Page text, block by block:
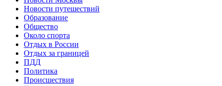
Новости путешествий
Образование
Общество
Около спорта
Отдых в России
Отдых за границей
ПДД
Политика
Происшествия